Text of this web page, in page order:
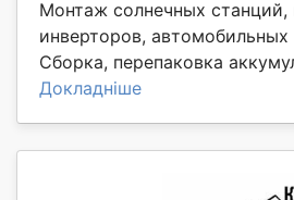
Монтаж солнечных станций,
инверторов, автомобильных
Сборка, перепаковка
Докладніше